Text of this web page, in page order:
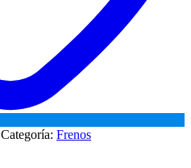
Categoría: Frenos